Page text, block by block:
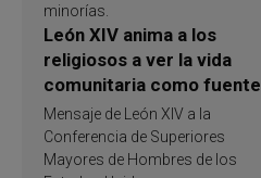
minorías.
León XIV anima a los
religiosos a ver la vida
comunitaria como fuente
de inspiración y
santificación
Mensaje de León XIV a la
Conferencia de Superiores
Mayores de Hombres de los